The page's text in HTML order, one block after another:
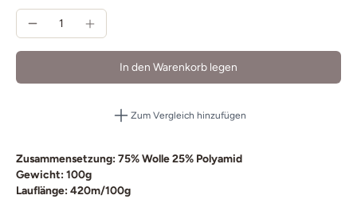
In den Warenkorb legen
Zum Vergleich hinzufügen
Zusammensetzung: 75% Wolle 25% Polyamid
Gewicht: 100g
Lauflänge: 420m/100g